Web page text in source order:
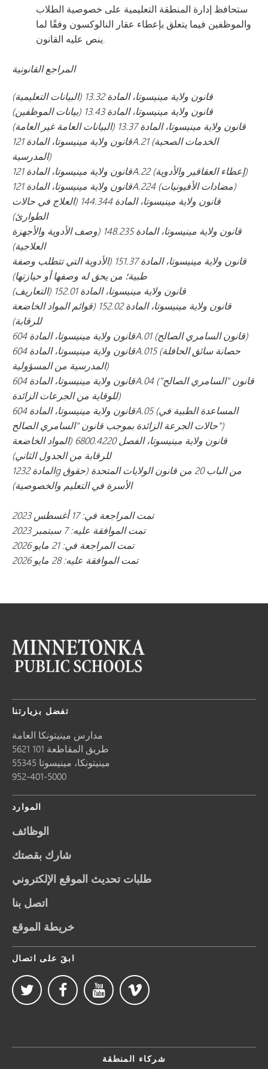
ستحافظ إدارة المنطقة التعليمية على خصوصية الطلاب
والموظفين فيما يتعلق بإعطاء عقار النالوكسون وفقًا لما
ينص عليه القانون.
المراجع القانونية
قانون ولاية مينيسوتا، المادة 13.32 (البيانات التعليمية)
قانون ولاية مينيسوتا، المادة 13.43 (بيانات الموظفين)
قانون ولاية مينيسوتا، المادة 13.37 (البيانات العامة غير العامة)
قانون ولاية مينيسوتا، المادة 121A.21 (الخدمات الصحية
المدرسية)
قانون ولاية مينيسوتا، المادة 121A.22 (إعطاء العقاقير والأدوية)
قانون ولاية مينيسوتا، المادة 121A.224 (مضادات الأفيونيات)
قانون ولاية مينيسوتا، المادة 144.344 (العلاج في حالات
الطوارئ)
قانون ولاية مينيسوتا، المادة 148.235 (وصف الأدوية والأجهزة
العلاجية)
قانون ولاية مينيسوتا، المادة 151.37 (الأدوية التي تتطلب وصفة
طبية؛ من يحق له وصفها أو حيازتها)
قانون ولاية مينيسوتا، المادة 152.01 (التعاريف)
قانون ولاية مينيسوتا، المادة 152.02 (قوائم المواد الخاضعة
للرقابة)
قانون ولاية مينيسوتا، المادة 604A.01 (قانون السامري الصالح)
قانون ولاية مينيسوتا، المادة 604A.015 (حصانة سائق الحافلة
المدرسية من المسؤولية)
قانون ولاية مينيسوتا، المادة 604A.04 (قانون "السامري الصالح"
للوقاية من الجرعات الزائدة)
قانون ولاية مينيسوتا، المادة 604A.05 (المساعدة الطبية في
حالات الجرعة الزائدة بموجب قانون "السامري الصالح")
قانون ولاية مينيسوتا، الفصل 6800.4220 (المواد الخاضعة
للرقابة من الجدول الثاني)
المادة 1232g من الباب 20 من قانون الولايات المتحدة (حقوق
الأسرة في التعليم والخصوصية)
تمت المراجعة في: 17 أغسطس 2023
تمت الموافقة عليه: 7 سبتمبر 2023
تمت المراجعة في: 21 مايو 2026
تمت الموافقة عليه: 28 مايو 2026
تفضل بزيارتنا
مدارس مينيتونكا العامة
5621 طريق المقاطعة 101
مينيتونكا، مينيسوتا 55345
952-401-5000
الموارد
الوظائف
شارك بقصتك
طلبات تحديث الموقع الإلكتروني
اتصل بنا
خريطة الموقع
ابقَ على اتصال
شركاء المنطقة